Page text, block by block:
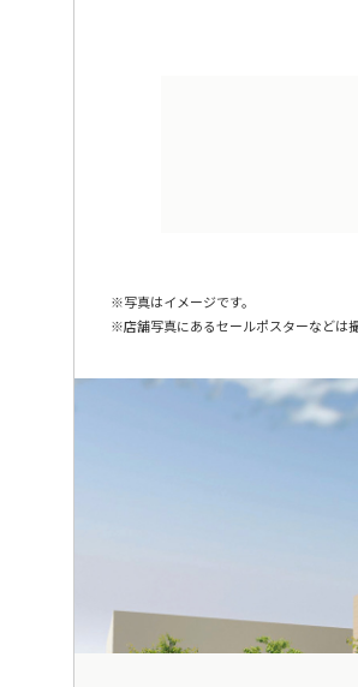
写真はイメージです。
店舗写真にあるセールポスターなどは